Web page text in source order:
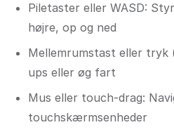
Piletaster eller WASD:
højre, op og ned
Mellemrumstast eller tryk
ups eller øg fart
Mus eller touch-drag:
touchskærmsenheder